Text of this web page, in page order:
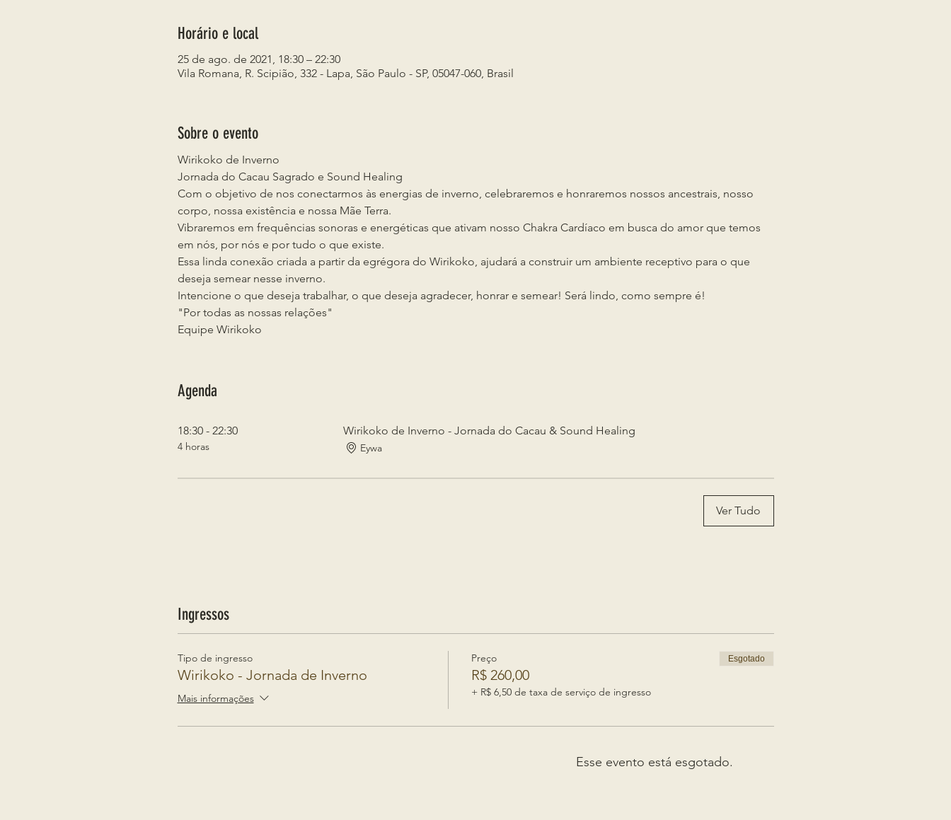
Horário e local
25 de ago. de 2021, 18:30 – 22:30
Vila Romana, R. Scipião, 332 - Lapa, São Paulo - SP, 05047-060, Brasil
Sobre o evento
Wirikoko de Inverno
Jornada do Cacau Sagrado e Sound Healing
Com o objetivo de nos conectarmos às energias de inverno, celebraremos e honraremos nossos ancestrais, nosso
corpo, nossa existência e nossa Mãe Terra.
Vibraremos em frequências sonoras e energéticas que ativam nosso Chakra Cardíaco em busca do amor que temos
em nós, por nós e por tudo o que existe.
Essa linda conexão criada a partir da egrégora do Wirikoko, ajudará a construir um ambiente receptivo para o que
deseja semear nesse inverno.
Intencione o que deseja trabalhar, o que deseja agradecer, honrar e semear! Será lindo, como sempre é!
"Por todas as nossas relações"
Equipe Wirikoko
Agenda
18:30 - 22:30
4 horas
Wirikoko de Inverno - Jornada do Cacau & Sound Healing
Eywa
Ver Tudo
Ingressos
Tipo de ingresso
Wirikoko - Jornada de Inverno
Mais informações
Preço
R$ 260,00
+ R$ 6,50 de taxa de serviço de ingresso
Esgotado
Esse evento está esgotado.